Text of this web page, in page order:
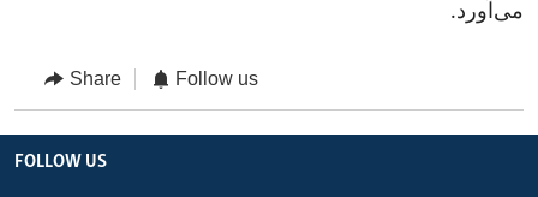
می‌آورد.
Share Follow us
FOLLOW US